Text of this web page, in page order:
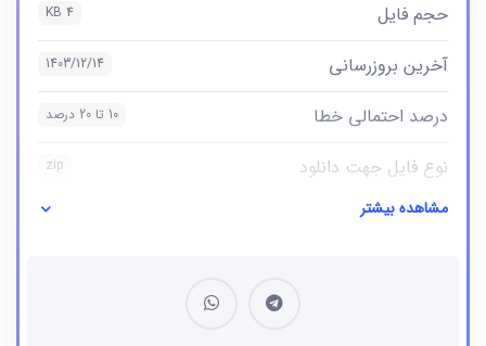
حجم فایل 4 KB
آخرین بروزرسانی 1403/12/14
درصد احتمالی خطا 10 تا 20 درصد
نوع فایل جهت دانلود zip
نوع فایل بانک شماره موبایل مشاهده بیشتر